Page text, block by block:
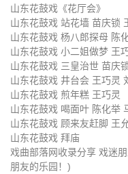
山东花鼓戏《花厅会》
山东花鼓戏 站花墙 苗庆锁
山东花鼓戏 杨八郎探母 陈
山东花鼓戏 小二姐做梦 王
山东花鼓戏 三皇治世 苗庆
山东花鼓戏 井台会 王巧灵
山东花鼓戏 煎年糕 王巧灵
山东花鼓戏 喝面叶 陈化举
山东花鼓戏 顾来友赶脚 王
山东花鼓戏 拜庙
戏曲部落网收录分享 戏迷
朋友的乐园！)